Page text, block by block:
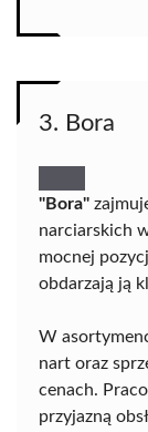
3. Bora
"Bora"
narciarskich
mocnej
obdarzają ją
W
nart oraz
cenach.
przyjazną